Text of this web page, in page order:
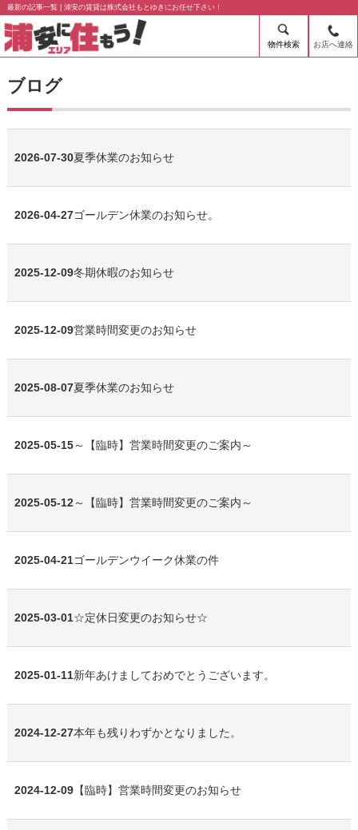
最新の記事一覧 | 浦安の賃貸は株式会社もとゆきにお任せ下さい！
物件検索 お店へ連絡
ブログ
2026-07-30夏季休業のお知らせ
2026-04-27ゴールデン休業のお知らせ。
2025-12-09冬期休暇のお知らせ
2025-12-09営業時間変更のお知らせ
2025-08-07夏季休業のお知らせ
2025-05-15～【臨時】営業時間変更のご案内～
2025-05-12～【臨時】営業時間変更のご案内～
2025-04-21ゴールデンウイーク休業の件
2025-03-01☆定休日変更のお知らせ☆
2025-01-11新年あけましておめでとうございます。
2024-12-27本年も残りわずかとなりました。
2024-12-09【臨時】営業時間変更のお知らせ